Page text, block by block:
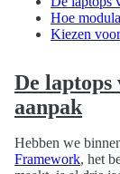
Hoe
Kiezen
De laptops
aanpak
Hebben we
Framework, het